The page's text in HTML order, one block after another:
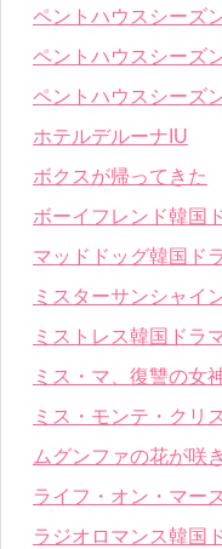
ペントハウスシーズ
ペントハウスシーズ
ペントハウスシーズ
ホテルデルーナIU
ボクスが帰ってきた
ボーイフレンド韓国
マッドドッグ韓国ド
ミスターサンシャイ
ミストレス韓国ドラ
ミス・マ、復讐の女
ミス・モンテ・クリ
ムグンファの花が咲
ライフ・オン・マー
ラジオロマンス韓国